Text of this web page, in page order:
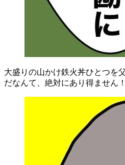
大盛りの山かけ鉄火丼ひとつを
だなんて、絶対にあり得ません！